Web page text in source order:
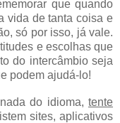
que quando
vida de tanta coisa e
só por isso, já vale.
e escolhas que
do intercâmbio seja
podem ajudá-lo!
do idioma, tente
sites, aplicativos